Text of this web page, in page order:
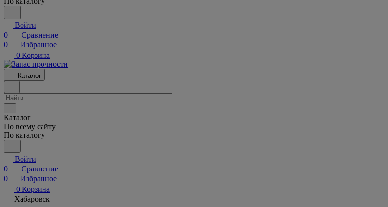
Войти
0
Сравнение
0
Избранное
0 Корзина
Каталог
Каталог
По всему сайту
По каталогу
Войти
0
Сравнение
0
Избранное
0 Корзина
Хабаровск